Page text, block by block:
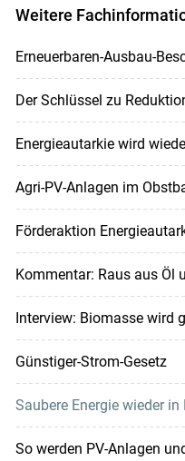
Weitere
Erneuerbaren-Ausbau-
Der Schlüssel zu
Energieautarkie wird
Agri-PV-Anlagen im
Förderaktion
Kommentar: Raus aus Öl
Interview: Biomasse wird
Günstiger-Strom-Gesetz
Saubere Energie wieder in
So werden PV-Anlagen